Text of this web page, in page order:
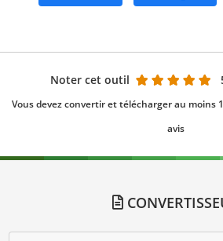
Noter cet outil
Vous devez convertir et télécharger au moins
avis